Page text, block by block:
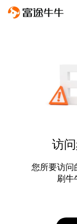
访
您所要访问
刷牛